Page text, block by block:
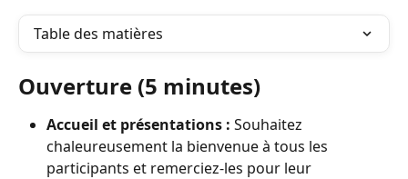
Table des matières
Ouverture (5 minutes)
Accueil et présentations : Souhaitez
chaleureusement la bienvenue à tous les
participants et remerciez-les pour leur